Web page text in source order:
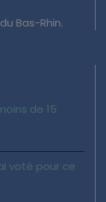
Bas-Rhin.
de 15
voté pour ce